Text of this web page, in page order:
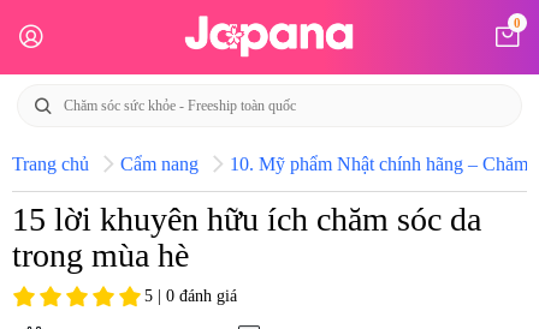
0
Trang chủ Cẩm nang 10. Mỹ phẩm Nhật chính hãng – Chăm
15 lời khuyên hữu ích chăm sóc da
trong mùa hè
5 | 0 đánh giá